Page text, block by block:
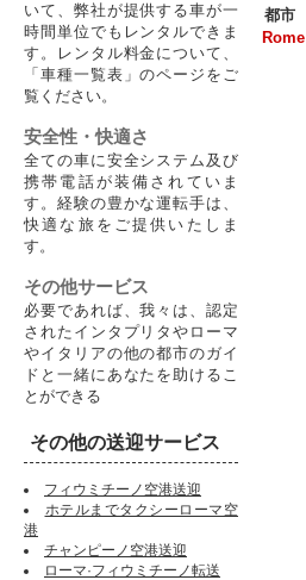
都市
Rome
いて、弊社が提供する車が一
時間単位でもレンタルできま
す。レンタル料金について、
「車種一覧表」のページをご
覧ください。
安全性・快適さ
全ての車に安全システム及び
携帯電話が装備されていま
す。経験の豊かな運転手は、
快適な旅をご提供いたしま
す。
その他サービス
必要であれば、我々は、認定
されたインタプリタやローマ
やイタリアの他の都市のガイ
ドと一緒にあなたを助けるこ
とができる
その他の送迎サービス
フィウミチーノ空港送迎
ホテルまでタクシーローマ空
港
チャンピーノ空港送迎
ローマ·フィウミチーノ転送